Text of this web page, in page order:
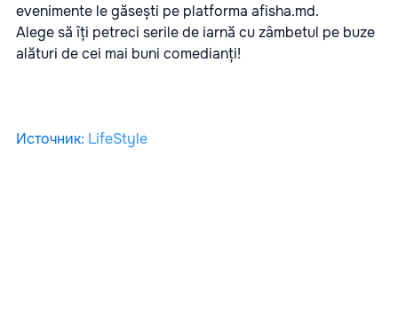
evenimente le găsești pe platforma afisha.md.
Alege să îți petreci serile de iarnă cu zâmbetul pe buze
alături de cei mai buni comedianți!
Источник: LifeStyle